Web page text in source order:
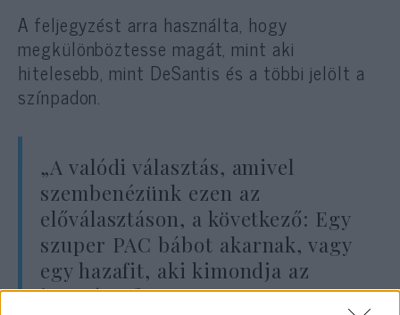
A feljegyzést arra használta, hogy
megkülönböztesse magát, mint aki
hitelesebb, mint DeSantis és a többi jelölt a
színpadon.
„A valódi választás, amivel
szembenézünk ezen az
előválasztáson, a következő: Egy
szuper PAC bábot akarnak, vagy
egy hazafit, aki kimondja az
igazságot?”